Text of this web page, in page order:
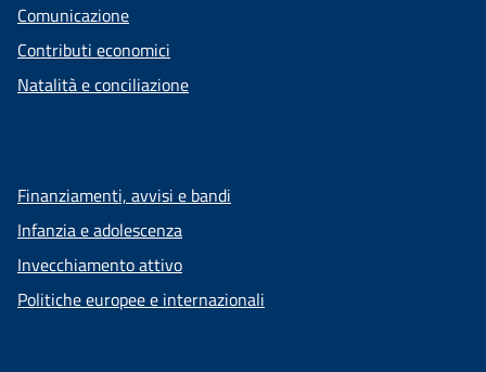
Comunicazione
Contributi economici
Natalità e conciliazione
Finanziamenti, avvisi e bandi
Infanzia e adolescenza
Invecchiamento attivo
Politiche europee e internazionali